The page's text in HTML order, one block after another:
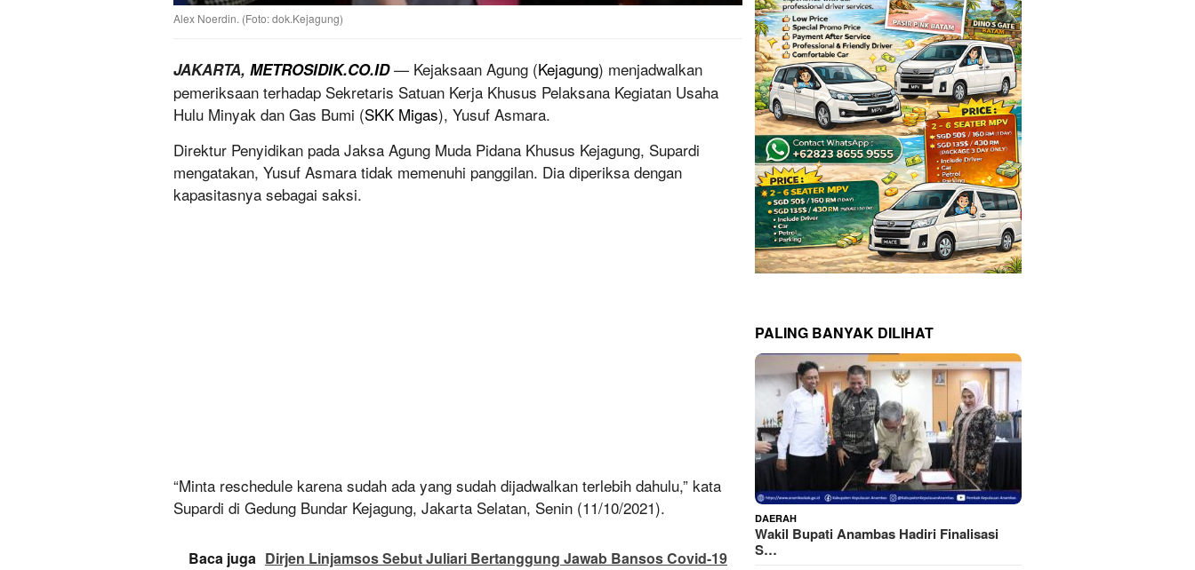
Alex Noerdin. (Foto: dok.Kejagung)
JAKARTA, METROSIDIK.CO.ID— Kejaksaan Agung (Kejagung) menjadwalkan
pemeriksaan terhadap Sekretaris Satuan Kerja Khusus Pelaksana Kegiatan Usaha
Hulu Minyak dan Gas Bumi (SKK Migas), Yusuf Asmara.
Direktur Penyidikan pada Jaksa Agung Muda Pidana Khusus Kejagung, Supardi
mengatakan, Yusuf Asmara tidak memenuhi panggilan. Dia diperiksa dengan
kapasitasnya sebagai saksi.
“Minta reschedule karena sudah ada yang sudah dijadwalkan terlebih dahulu,” kata
Supardi di Gedung Bundar Kejagung, Jakarta Selatan, Senin (11/10/2021).
Baca juga Dirjen Linjamsos Sebut Juliari Bertanggung Jawab Bansos Covid-19
PALING BANYAK DILIHAT
DAERAH
Wakil Bupati Anambas Hadiri Finalisasi
S…